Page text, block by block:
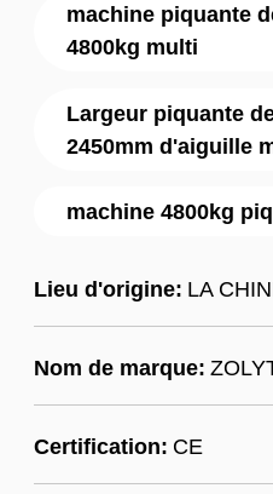
machine piquante
4800kg multi
Largeur piquante
2450mm d'aiguille
machine 4800kg
Lieu d'origine: LA
Nom de marque:
Certification: CE